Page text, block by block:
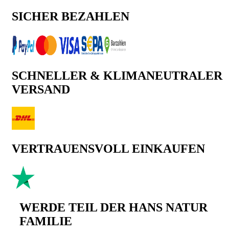
SICHER BEZAHLEN
SCHNELLER & KLIMANEUTRALER
VERSAND
VERTRAUENSVOLL EINKAUFEN
WERDE TEIL DER HANS NATUR
FAMILIE